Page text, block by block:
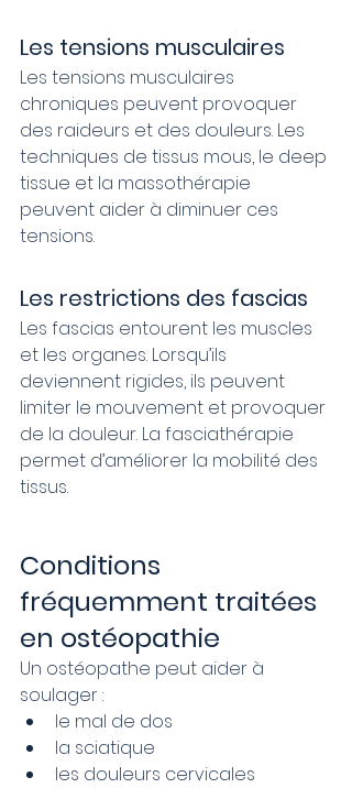
Les tensions musculaires
Les tensions musculaires
chroniques peuvent provoquer
des raideurs et des douleurs. Les
techniques de tissus mous, le deep
tissue et la massothérapie
peuvent aider à diminuer ces
tensions.
Les restrictions des fascias
Les fascias entourent les muscles
et les organes. Lorsqu’ils
deviennent rigides, ils peuvent
limiter le mouvement et provoquer
de la douleur. La fasciathérapie
permet d’améliorer la mobilité des
tissus.
Conditions
fréquemment traitées
en ostéopathie
Un ostéopathe peut aider à
soulager :
le mal de dos
la sciatique
les douleurs cervicales